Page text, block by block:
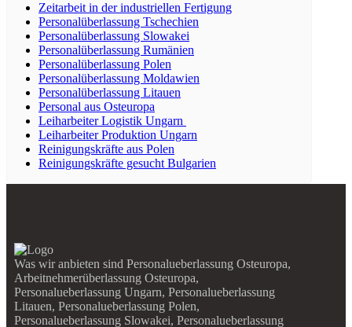
Zeitarbeit in der industriellen Fertigung
Personalüberlassung Tschechien
Personalüberlassung Slowakei
Personalüberlassung Rumänien
Personalüberlassung Polen
Personalüberlassung Moldawien
Personalüberlassung Litauen
Personal aus Osteuropa
Leiharbeiter Logistik Ungarn
Leiharbeiter Produktion Ungarn
Reinigungskräfte aus Polen
Reinigungskräfte gesucht Bulgarien
Was wir anbieten sind Personalueberlassung Osteuropa,
Arbeitnehmerüberlassung Osteuropa,
Personalueberlassung Ungarn, Personalueberlassung
Litauen, Personalueberlassung Polen,
Personalueberlassung Slowakei, Personalueberlassung